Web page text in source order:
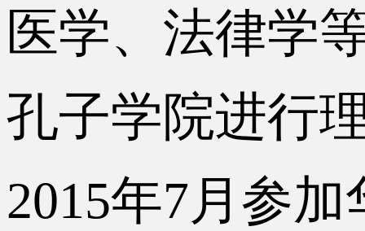
医学、法律学
孔子学院进行
2015年7月参